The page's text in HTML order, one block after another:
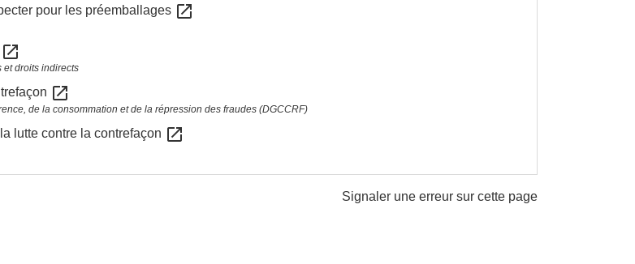
pour les préemballages open_in_new
open_in_new
droits indirects
open_in_new
de la consommation et de la répression des fraudes (DGCCRF)
lutte contre la contrefaçon open_in_new
Signaler une erreur sur cette page